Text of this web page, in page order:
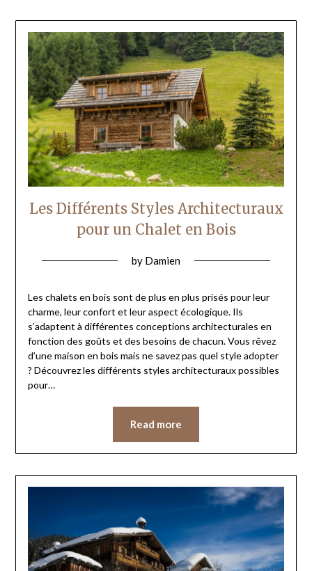
Les Différents Styles Architecturaux
pour un Chalet en Bois
by Damien
Les chalets en bois sont de plus en plus prisés pour leur
charme, leur confort et leur aspect écologique. Ils
s’adaptent à différentes conceptions architecturales en
fonction des goûts et des besoins de chacun. Vous rêvez
d’une maison en bois mais ne savez pas quel style adopter
? Découvrez les différents styles architecturaux possibles
pour…
Read more